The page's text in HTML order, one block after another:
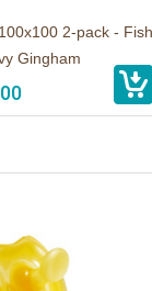
2-pack - Fish
Gingham